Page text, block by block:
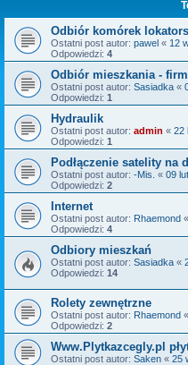
Odbiór komórek
Ostatni post autor: pawel « 12
Odpowiedzi: 4
Odbiór mieszkania -
Ostatni post autor: Sasiadka «
Odpowiedzi: 1
Hydraulik
Ostatni post autor: admin « 22
Odpowiedzi: 1
Podłączenie satelity na
Ostatni post autor: -Mis. « 09
Odpowiedzi: 2
Internet
Ostatni post autor: Rhaemond «
Odpowiedzi: 4
Odbiory mieszkań
Ostatni post autor: Sasiadka «
Odpowiedzi: 14
Rolety zewnętrzne
Ostatni post autor: Rhaemond «
Odpowiedzi: 2
Www.Plytkazcegly.pl
Ostatni post autor: Saken « 25